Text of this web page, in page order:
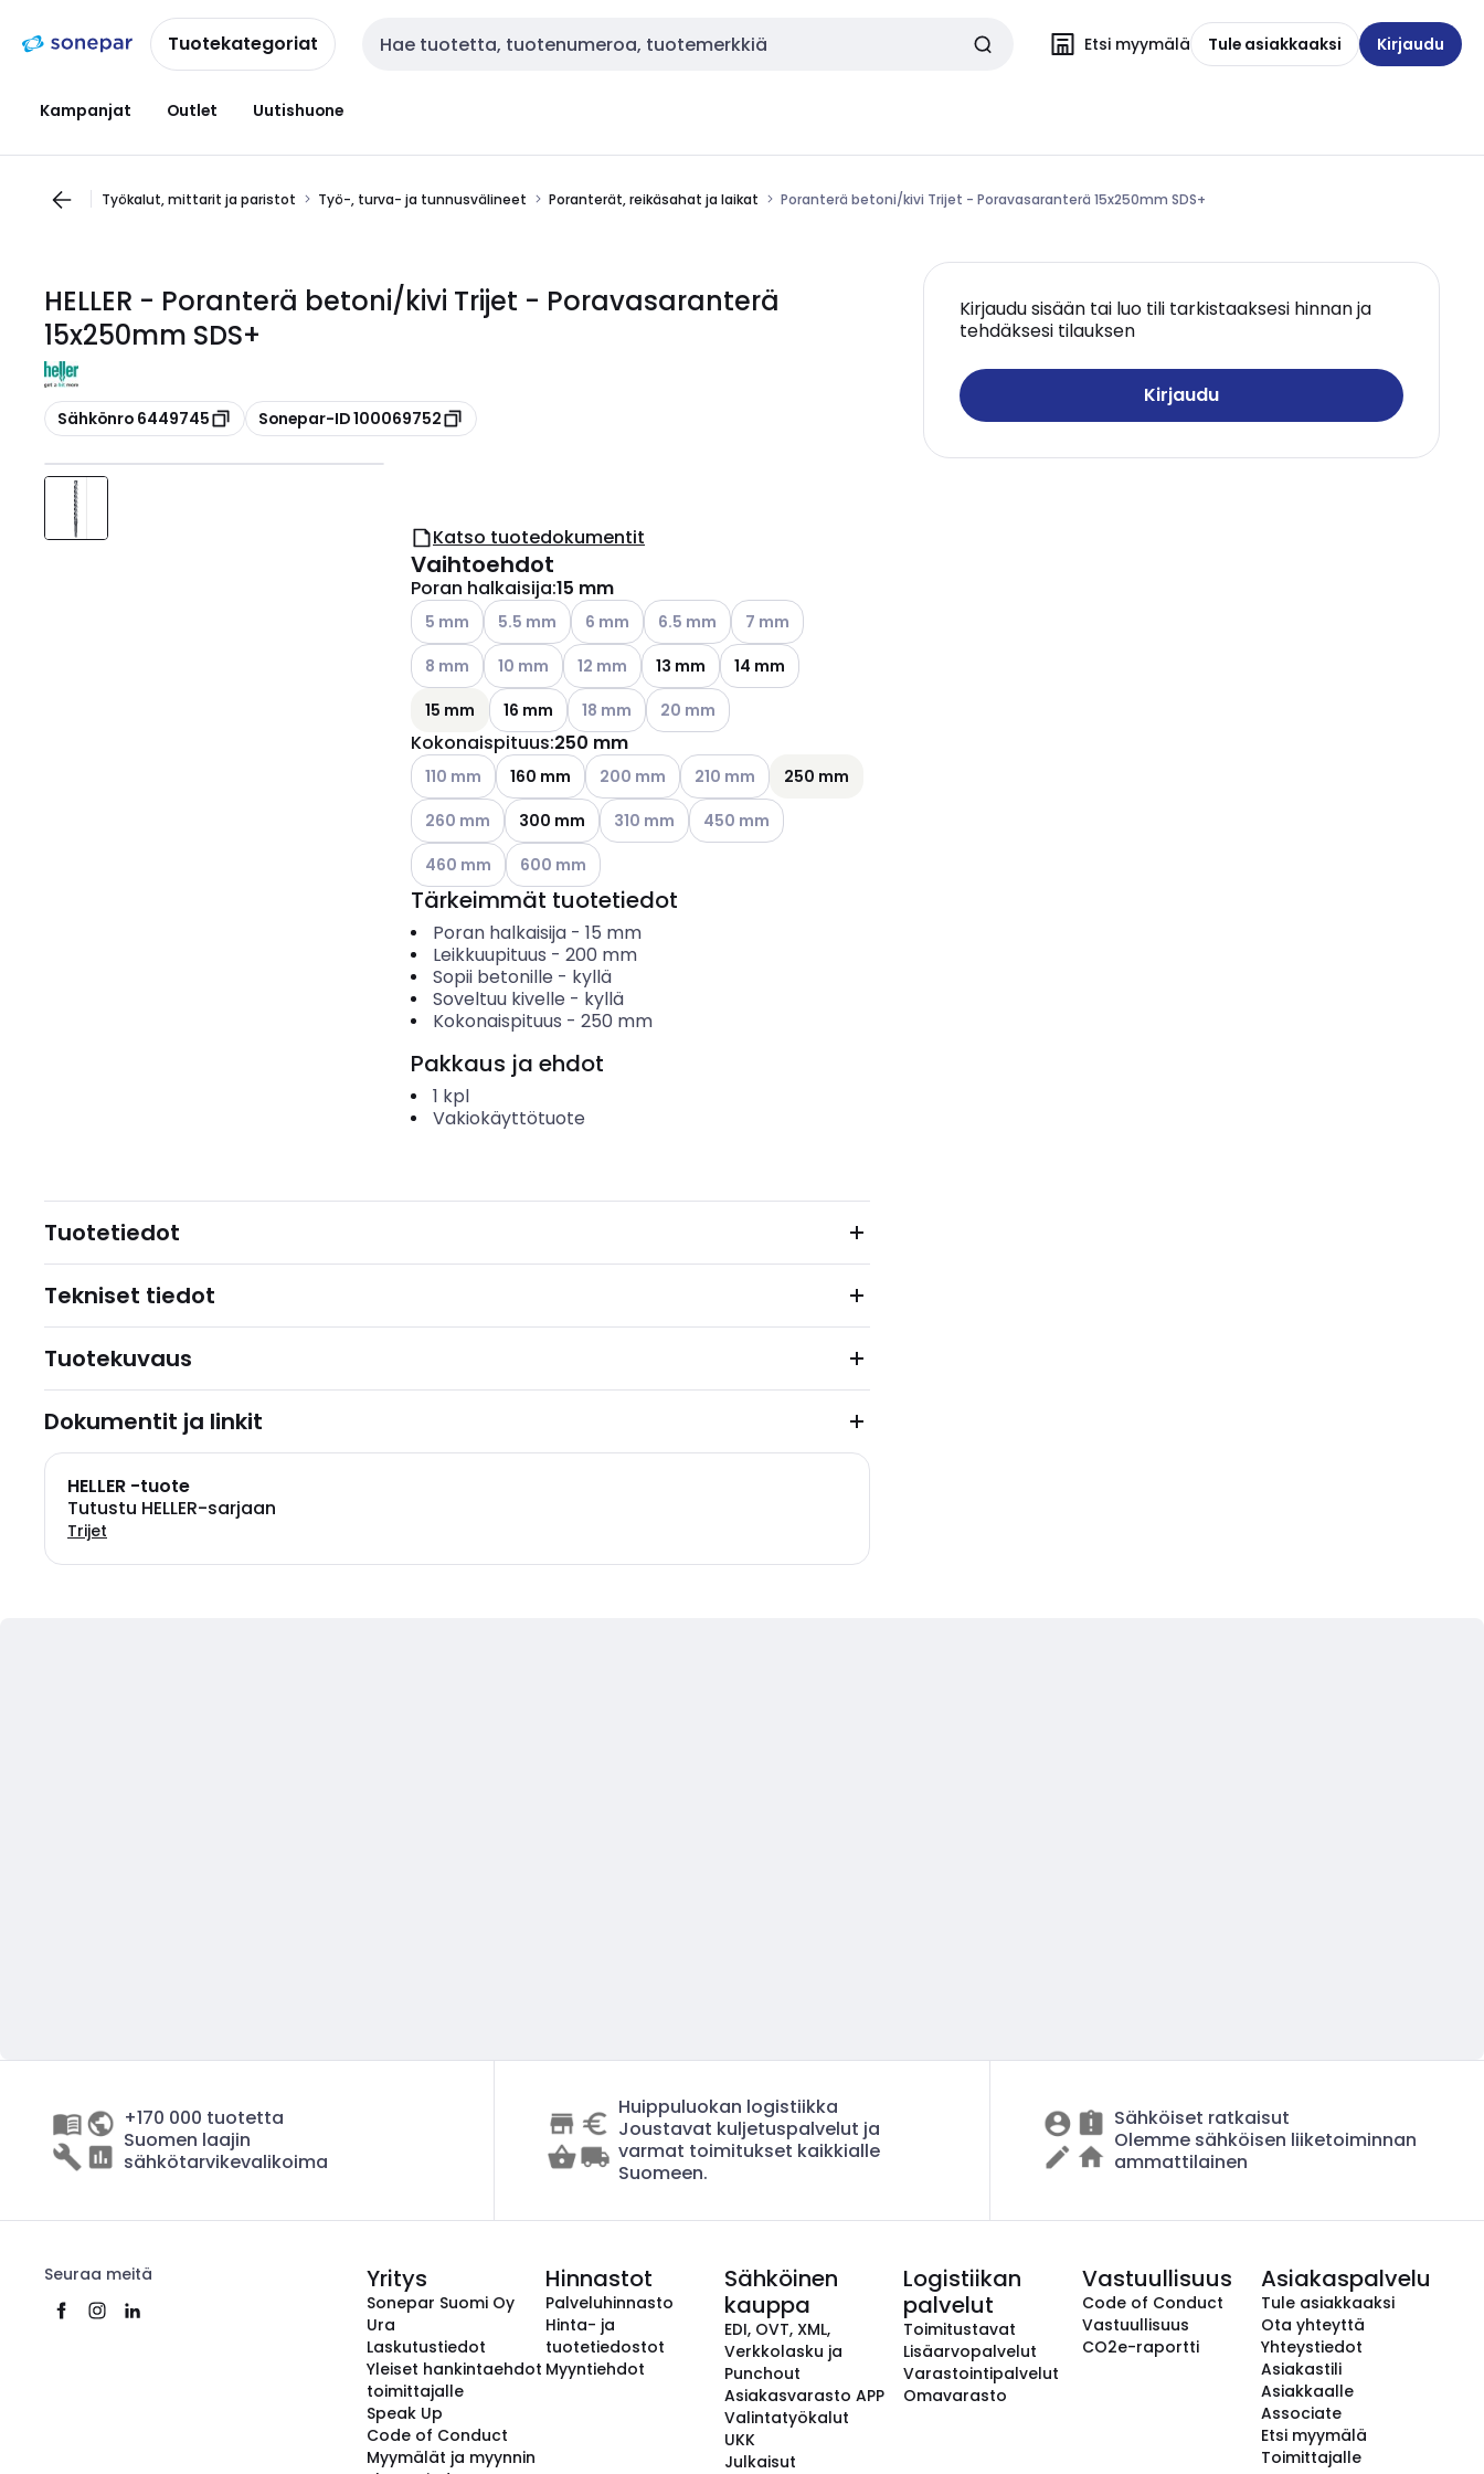
navigointiinsisältöönTuotekategoriat Haku Etsi myymälä Tule asiakkaaksi Kirjaudu
Kampanjat Outlet Uutishuone
Työkalut, mittarit ja paristot Työ-, turva- ja tunnusvälineet Poranterät, reikäsahat ja laikat Poranterä betoni/kivi Trijet - Poravasaranterä 15x250mm SDS+
HELLER - Poranterä betoni/kivi Trijet - Poravasaranterä
15x250mm SDS+
Kopioi
Sähkönro 6449745 Kopioi
Sonepar-ID 100069752
Kirjaudu sisään tai luo tili tarkistaaksesi hinnan ja
tehdäksesi tilauksen
Kirjaudu
Katso tuotedokumentit
Vaihtoehdot
Poran halkaisija:15 mm
Katso käytettävissä olevat vaihtoehdot
5 mm Katso käytettävissä olevat vaihtoehdot
5.5 mm Katso käytettävissä olevat vaihtoehdot
6 mm Katso käytettävissä olevat vaihtoehdot
6.5 mm Katso käytettävissä olevat vaihtoehdot
7 mm
Katso käytettävissä olevat vaihtoehdot
8 mm Katso käytettävissä olevat vaihtoehdot
10 mm Katso käytettävissä olevat vaihtoehdot
12 mm 13 mm
14 mm
15 mm
16 mm Katso käytettävissä olevat vaihtoehdot
18 mm Katso käytettävissä olevat vaihtoehdot
20 mm
Kokonaispituus:250 mm
Katso käytettävissä olevat vaihtoehdot
110 mm 160 mm Katso käytettävissä olevat vaihtoehdot
200 mm Katso käytettävissä olevat vaihtoehdot
210 mm
250 mm
Katso käytettävissä olevat vaihtoehdot
260 mm 300 mm Katso käytettävissä olevat vaihtoehdot
310 mm Katso käytettävissä olevat vaihtoehdot
450 mm
Katso käytettävissä olevat vaihtoehdot
460 mm Katso käytettävissä olevat vaihtoehdot
600 mm
Tärkeimmät tuotetiedot
Poran halkaisija- 15 mm
Leikkuupituus - 200 mm
Sopii betonille - kyllä
Soveltuu kivelle - kyllä
Kokonaispituus - 250 mm
Pakkaus ja ehdot
1 kpl
Vakiokäyttötuote
Tuotetiedot
Tekniset tiedot
Tuotekuvaus
Dokumentit ja linkit
HELLER -tuote
Tutustu HELLER-sarjaan
Trijet
+170 000 tuotetta
Suomen laajin
sähkötarvikevalikoima
Huippuluokan logistiikka
Joustavat kuljetuspalvelut ja
varmat toimitukset kaikkialle
Suomeen.
Sähköiset ratkaisut
Olemme sähköisen liiketoiminnan
ammattilainen
Seuraa meitä Yritys
Sonepar Suomi Oy
Ura
Laskutustiedot
Yleiset hankintaehdot
toimittajalle
Speak Up
Code of Conduct
Myymälät ja myynnin
Hinnastot
Palveluhinnasto
Hinta- ja
tuotetiedostot
Myyntiehdot
Sähköinen
kauppa
EDI, OVT, XML,
Verkkolasku ja
Punchout
Asiakasvarasto APP
Valintatyökalut
UKK
Julkaisut
Logistiikan
palvelut
Toimitustavat
Lisäarvopalvelut
Varastointipalvelut
Omavarasto
Vastuullisuus
Code of Conduct
Vastuullisuus
CO2e-raportti
Asiakaspalvelu
Tule asiakkaaksi
Ota yhteyttä
Yhteystiedot
Asiakastili
Asiakkaalle
Associate
Etsi myymälä
Toimittajalle